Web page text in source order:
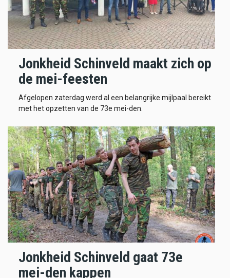
Jonkheid Schinveld maakt zich op
de mei-feesten
Afgelopen zaterdag werd al een belangrijke mijlpaal bereikt
met het opzetten van de 73e mei-den.
Jonkheid Schinveld gaat 73e
mei-den kappen